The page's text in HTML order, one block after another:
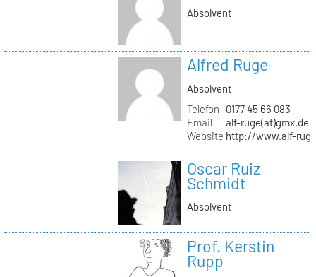
Absolvent
Alfred Ruge
Absolvent
Telefon
0177 45 66 083
Email
alf-ruge(at)gmx.de
Website http://www.alf-
Oscar Ruiz
Schmidt
Absolvent
Prof. Kerstin
Rupp